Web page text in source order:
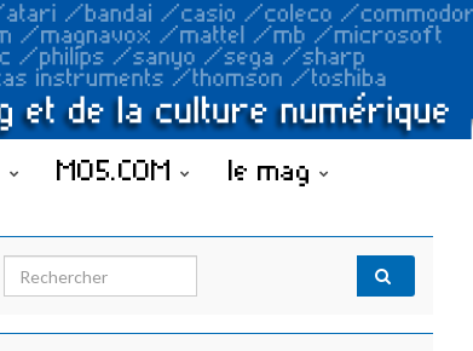
MO5.COM le mag
Search for: